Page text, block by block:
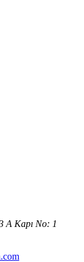
A Kapı No: 1